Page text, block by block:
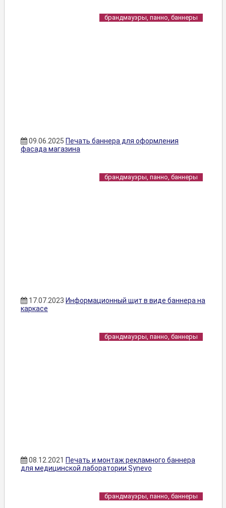
брандмауэры, панно, баннеры
09.06.2025 Печать баннера для оформления
фасада магазина
брандмауэры, панно, баннеры
17.07.2023 Информационный щит в виде баннера на
каркасе
брандмауэры, панно, баннеры
08.12.2021 Печать и монтаж рекламного баннера
для медицинской лаборатории Synevo
брандмауэры, панно, баннеры